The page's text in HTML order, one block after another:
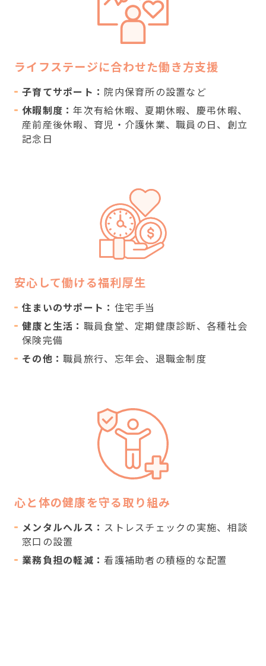
ライフステージに合わせた働き方支援
子育てサポート： 院内保育所の設置など
休暇制度：年次有給休暇、夏期休暇、慶弔休暇、
産前産後休暇、育児・介護休業、職員の日、創立
記念日
安心して働ける福利厚生
住まいのサポート： 住宅手当
健康と生活： 職員食堂、定期健康診断、各種社会
保険完備
その他：職員旅行、忘年会、退職金制度
心と体の健康を守る取り組み
メンタルヘルス： ストレスチェックの実施、相談
窓口の設置
業務負担の軽減：看護補助者の積極的な配置